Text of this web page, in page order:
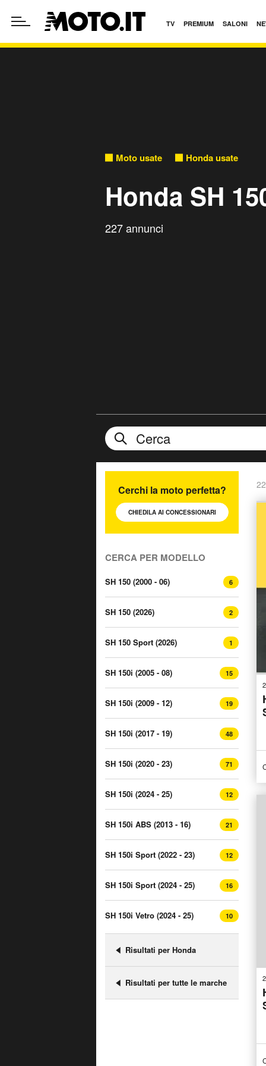
TV PREMIUM SALONI
Moto usate Honda usate
Honda SH
227 annunci
Cerchi la moto perfetta?
CHIEDILA AI CONCESSIONARI
CERCA PER MODELLO
SH 150 (2000 - 06) 6
SH 150 (2026) 2
SH 150 Sport (2026) 1
SH 150i (2005 - 08) 15
SH 150i (2009 - 12) 19
SH 150i (2017 - 19) 48
SH 150i (2020 - 23) 71
SH 150i (2024 - 25) 12
SH 150i ABS (2013 - 16) 21
SH 150i Sport (2022 - 23) 12
SH 150i Sport (2024 - 25) 16
SH 150i Vetro (2024 - 25) 10
Risultati per Honda
Risultati per tutte le marche